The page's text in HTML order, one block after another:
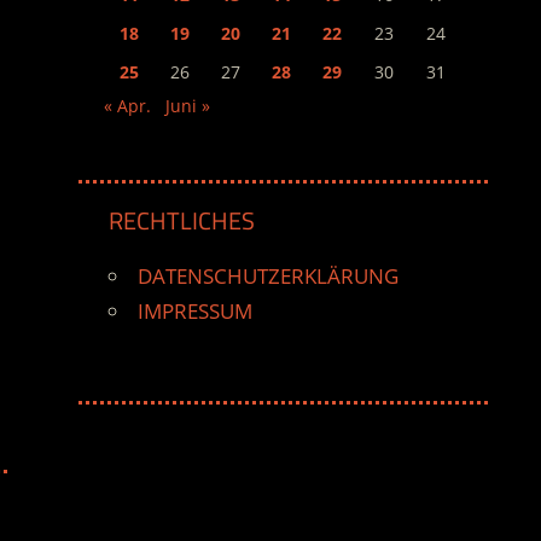
18
19 20 21 22 23
24
25
26 27 28 29 30
31
« Apr.
Juni »
RECHTLICHES
DATENSCHUTZERKLÄRUNG
IMPRESSUM